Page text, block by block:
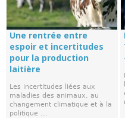
Une rentrée entre
espoir et incertitudes
pour la production
laitière
Les incertitudes liées aux
maladies des animaux, au
changement climatique et à la
politique ...